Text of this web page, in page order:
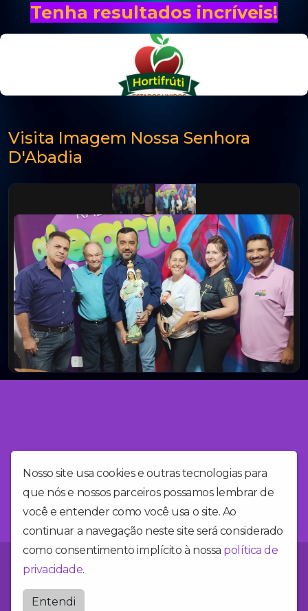
Tenha resultados incríveis!
Visita Imagem Nossa Senhora
D'Abadia
Nosso site usa cookies e outras tecnologias para
que nós e nossos parceiros possamos lembrar de
você e entender como você usa o site. Ao
continuar a navegação neste site será considerado
como consentimento implícito à nossa política de
privacidade.
Entendi
Você está no site da Alegria FM, a rádio mais alegre do Brasil!